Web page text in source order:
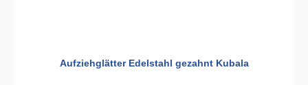
Aufziehglätter Edelstahl gezahnt Kubala